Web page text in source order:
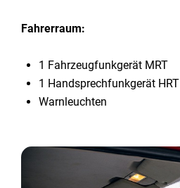
Fahrerraum:
1 Fahrzeugfunkgerät MRT
1 Handsprechfunkgerät HRT
Warnleuchten